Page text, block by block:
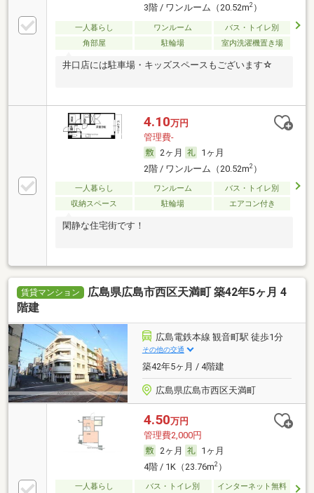
3階 / ワンルーム（20.52m2）
一人暮らし ワンルーム
バス・トイレ別
角部屋
駐輪場 室内洗濯機置き場
井口店には駐車場・キッズスペースもございます☆
4.10万円
管理費-
2ヶ月
1ヶ月
2階 / ワンルーム（20.52m2）
一人暮らし ワンルーム
バス・トイレ別
収納スペース
駐輪場 エアコン付き
閑静な住宅街です！
賃貸マンション
広島県広島市西区天満町 築42年5ヶ月 4
階建
広島電鉄本線 観音町駅 徒歩1分
その他の交通
築42年5ヶ月 / 4階建
広島県広島市西区天満町
4.50万円
管理費2,000円
2ヶ月
1ヶ月
4階 / 1K（23.76m2）
一人暮らし バス・トイレ別 インターネット無料